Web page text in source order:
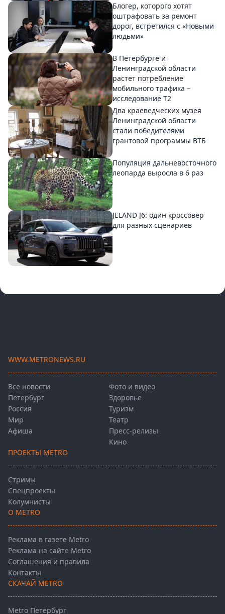
Блогер, которого хотят
оштрафовать за ремонт
дорог, встретился с «Новыми
людьми»
В Петербурге и
Ленинградской области
растет потребление
мобильного трафика –
исследование T2
Два краеведческих музея
Ленинградской области
стали победителями
грантовой программы ВТБ
Популяция дальневосточного
леопарда выросла в 6 раз
JELAND J6: один кроссовер
для разных сценариев
WWW.METRONEWS.RU
Все новости
Петербург
Россия
Мир
Афиша
Фото и видео
Здоровье
Туризм
Театр
Пресс-релизы
Кино
ПРОЕКТЫ METRO
Стримы
Спецпроекты
Колумнисты
О METRO
Реклама в газете Metro
Реклама на сайте Metro
Соглашения и правила
Контакты
СКАЧАЙ METRO
Metro Петербург